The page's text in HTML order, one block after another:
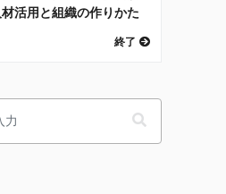
活用と組織の作りかた
終了